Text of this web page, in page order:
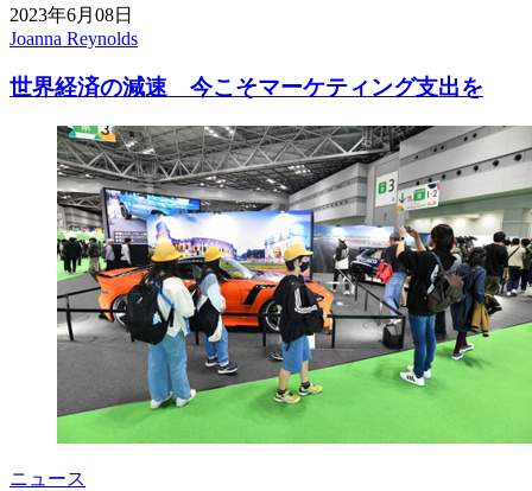
2023年6月08日
Joanna Reynolds
世界経済の減速 今こそマーケティング支出を
ニュース